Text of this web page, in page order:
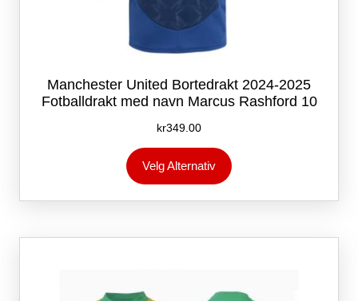
Manchester United Bortedrakt 2024-2025
Fotballdrakt med navn Marcus Rashford 10
kr349.00
Velg Alternativ
produktet
flere
Alternativene
på